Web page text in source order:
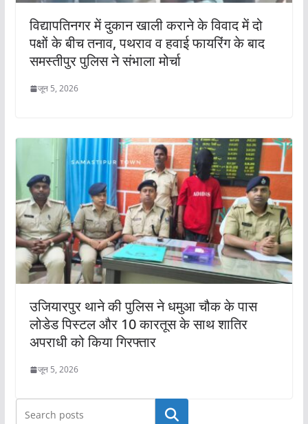
विद्यापतिनगर में दुकान खाली कराने के विवाद में दो
पक्षों के बीच तनाव, पथराव व हवाई फायरिंग के बाद
समस्तीपुर पुलिस ने संभाला मोर्चा
जून 5, 2026
उजियारपुर थाने की पुलिस ने धमुआ चौक के पास
लोडेड पिस्टल और 10 कारतूस के साथ शातिर
अपराधी को किया गिरफ्तार
जून 5, 2026
खोजें